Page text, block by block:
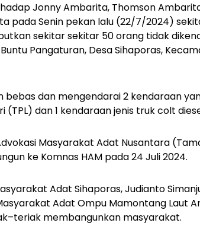
Jonny Ambarita, Thomson
pada Senin pekan lalu (22/7/2024)
sekitar sekitar 50 orang tidak
Pangaturan, Desa Sihaporas,
bebas dan mengendarai 2 kendaraan
(TPL) dan 1 kendaraan jenis truk colt
Masyarakat Adat Nusantara
ke Komnas HAM pada 24 Juli 2024.
Adat Sihaporas, Judianto
Adat Ompu Mamontang Laut
membangunkan masyarakat.